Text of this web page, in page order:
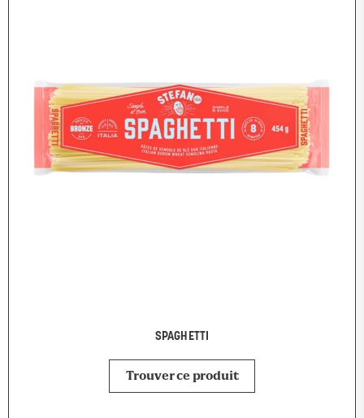
SPAGHETTI
Trouver ce produit